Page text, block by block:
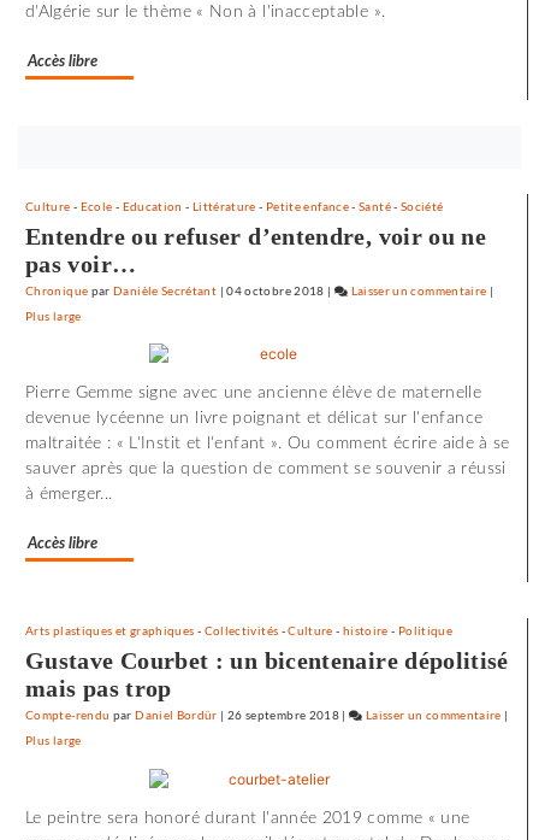
d'Algérie sur le thème « Non à l'inacceptable ».
Accès libre
vous
maintenant
Culture - Ecole - Education - Littérature - Petite enfance-Santé- Société
Entendre ou refuser d’entendre, voir ou ne
pas voir…
Chronique parDanièle Secrétant |04 octobre 2018 | Laisser un commentaire on
Utoya
»
|
Plus large
Pierre Gemme signe avec une ancienne élève de maternelle
devenue lycéenne un livre poignant et délicat sur l'enfance
maltraitée : « L'Instit et l'enfant ». Ou comment écrire aide à se
sauver après que la question de comment se souvenir a réussi
à émerger...
Accès libre
Arts plastiques et graphiques - Collectivités -Culture - histoire - Politique
Gustave Courbet : un bicentenaire dépolitisé
mais pas trop
Compte-rendu parDaniel Bordür | 26 septembre 2018 | Laisser un commentaire on
|
Plus large
Le peintre sera honoré durant l'année 2019 comme « une